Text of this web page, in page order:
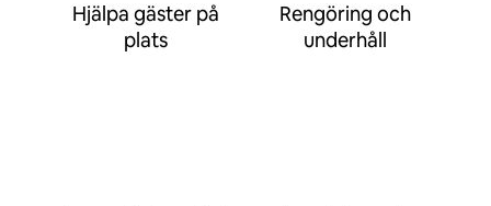
Hjälpa gäster på
plats
Rengöring och
underhåll